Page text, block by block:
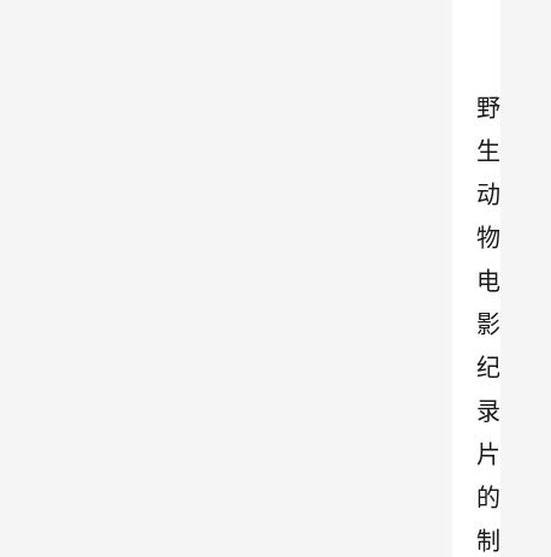
野
生
动
物
电
影
纪
录
片
的
制